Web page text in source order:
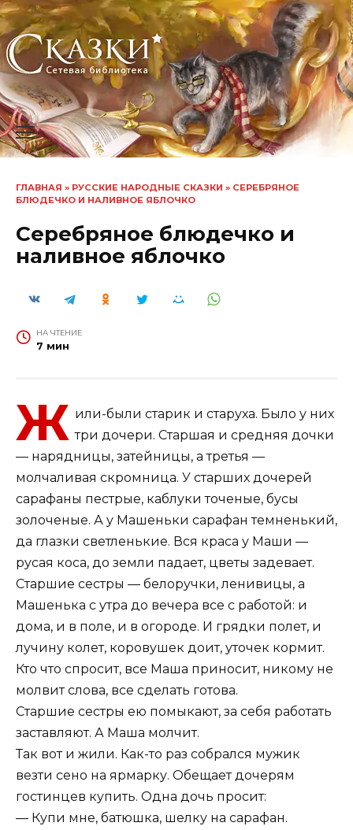
Перейти
содержанию
ГЛАВНАЯ » РУССКИЕ НАРОДНЫЕ СКАЗКИ » СЕРЕБРЯНОЕ
БЛЮДЕЧКО И НАЛИВНОЕ ЯБЛОЧКО
Серебряное блюдечко и
наливное яблочко
НА ЧТЕНИЕ
7 мин
Ж или-были старик и старуха. Было у них
три дочери. Старшая и средняя дочки
— нарядницы, затейницы, а третья —
молчаливая скромница. У старших дочерей
сарафаны пестрые, каблуки точеные, бусы
золоченые. А у Машеньки сарафан темненький,
да глазки светленькие. Вся краса у Маши —
русая коса, до земли падает, цветы задевает.
Старшие сестры — белоручки, ленивицы, а
Машенька с утра до вечера все с работой: и
дома, и в поле, и в огороде. И грядки полет, и
лучину колет, коровушек доит, уточек кормит.
Кто что спросит, все Маша приносит, никому не
молвит слова, все сделать готова.
Старшие сестры ею помыкают, за себя работать
заставляют. А Маша молчит.
Так вот и жили. Как-то раз собрался мужик
везти сено на ярмарку. Обещает дочерям
гостинцев купить. Одна дочь просит:
— Купи мне, батюшка, шелку на сарафан.